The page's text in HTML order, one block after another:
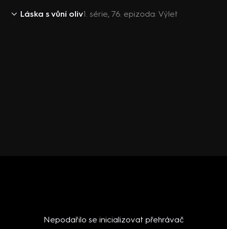
Láska s vůní oliv1. série, 76. epizoda: Výlet
Nepodařilo se inicializovat přehrávač